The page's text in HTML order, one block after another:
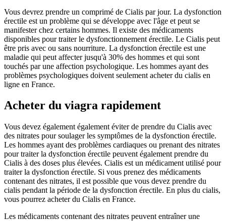
Vous devrez prendre un comprimé de Cialis par jour. La dysfonction
érectile est un problème qui se développe avec l'âge et peut se
manifester chez certains hommes. Il existe des médicaments
disponibles pour traiter le dysfonctionnement érectile. Le Cialis peut
être pris avec ou sans nourriture. La dysfonction érectile est une
maladie qui peut affecter jusqu'à 30% des hommes et qui sont
touchés par une affection psychologique. Les hommes ayant des
problèmes psychologiques doivent seulement acheter du cialis en
ligne en France.
Acheter du viagra rapidement
Vous devez également également éviter de prendre du Cialis avec
des nitrates pour soulager les symptômes de la dysfonction érectile.
Les hommes ayant des problèmes cardiaques ou prenant des nitrates
pour traiter la dysfonction érectile peuvent également prendre du
Cialis à des doses plus élevées. Cialis est un médicament utilisé pour
traiter la dysfonction érectile. Si vous prenez des médicaments
contenant des nitrates, il est possible que vous devez prendre du
cialis pendant la période de la dysfonction érectile. En plus du cialis,
vous pourrez acheter du Cialis en France.
Les médicaments contenant des nitrates peuvent entraîner une